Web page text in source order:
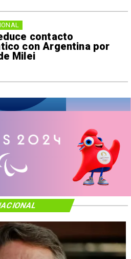
contacto
con Argentina por
Milei